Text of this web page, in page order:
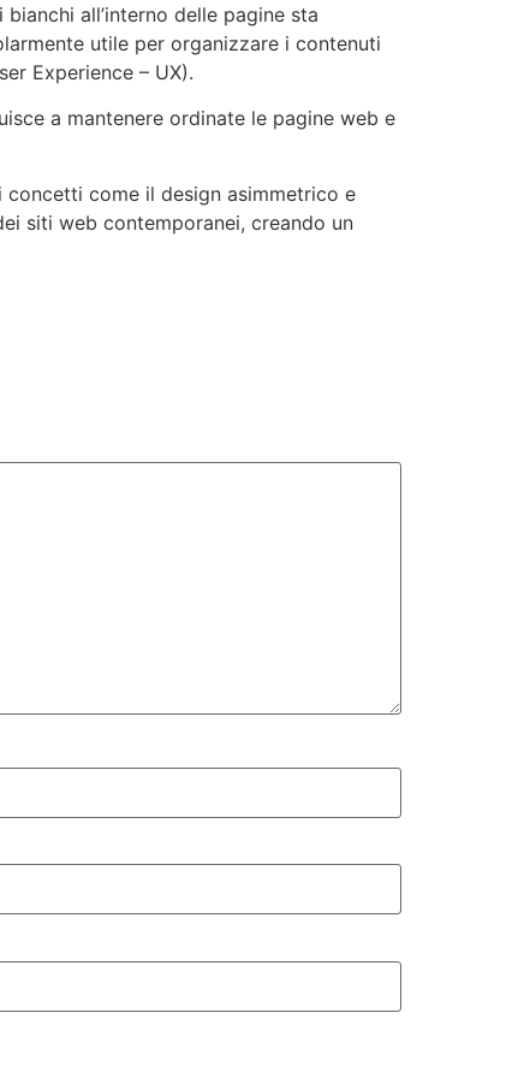
all’interno delle pagine sta
utile per organizzare i contenuti
Experience – UX).
a mantenere ordinate le pagine web e
come il design asimmetrico e
siti web contemporanei, creando un